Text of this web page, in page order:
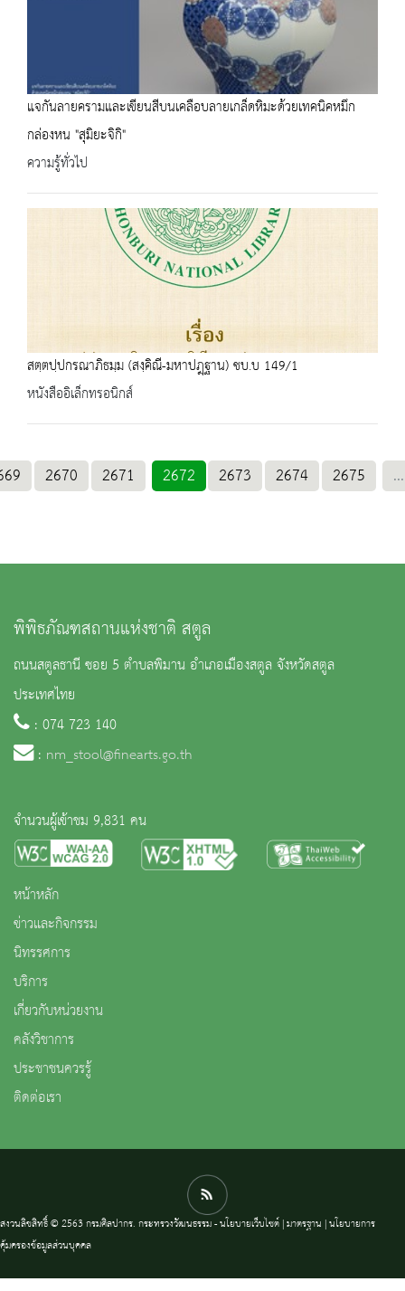
แจกันลายครามและเขียนสีบนเคลือบลายเกล็ดหิมะด้วยเทคนิคหมึก
กล่องหน "สุมิยะจิกิ"
ความรู้ทั่วไป
สตฺตปฺปกรณาภิธมฺม (สงฺคิณี-มหาปฎฺฐาน) ชบ.บ 149/1
หนังสืออิเล็กทรอนิกส์
2670 2671 2672 2673 2674 2675 ...
พิพิธภัณฑสถานแห่งชาติ สตูล
ถนนสตูลธานี ซอย 5 ตำบลพิมาน อำเภอเมืองสตูล จังหวัดสตูล
ประเทศไทย
: 074 723 140
: nm_stool@finearts.go.th
จำนวนผู้เข้าชม 9,831 คน
หน้าหลัก
ข่าวและกิจกรรม
นิทรรศการ
บริการ
เกี่ยวกับหน่วยงาน
คลังวิชาการ
ประชาชนควรรู้
ติดต่อเรา
สงวนลิขสิทธิ์ © 2563 กรมศิลปากร. กระทรวงวัฒนธรรม -นโยบายเว็บไซต์|มาตรฐาน |นโยบายการ
คุ้มครองข้อมูลส่วนบุคคล